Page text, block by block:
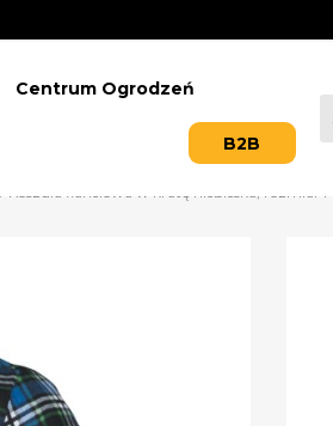
Centrum Ogrodzeń
B2B